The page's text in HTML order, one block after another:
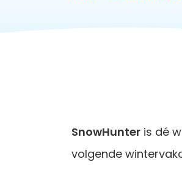
SnowHunter is dé
volgende